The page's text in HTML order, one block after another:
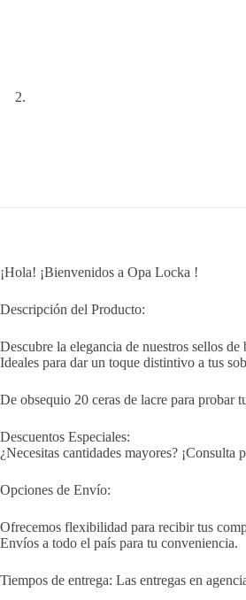
¡Hola! ¡Bienvenidos a Opa Locka !
Descripción del Producto:
Descubre la elegancia de nuestros sellos
Ideales para dar un toque distintivo a tus
De obsequio 20 ceras de lacre para probar
Descuentos Especiales:
¿Necesitas cantidades mayores?
Opciones de Envío:
Ofrecemos flexibilidad para recibir tus
Envíos a todo el país para tu conveniencia.
Tiempos de entrega: Las entregas en